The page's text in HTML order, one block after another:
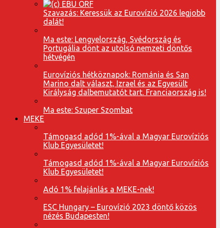
Szavazás: Keressük az Eurovízió 2026 legjobb
dalát!
Ma este: Lengyelország, Svédország és
Portugália dönt az utolsó nemzeti döntős
hétvégén
Eurovíziós hétköznapok: Románia és San
Marino dalt választ, Izrael és az Egyesült
Királyság dalbemutatót tart. Franciaország is!
Ma este: Szuper Szombat
MEKE
Támogasd adód 1%-ával a Magyar Eurovíziós
Klub Egyesületet!
Támogasd adód 1%-ával a Magyar Eurovíziós
Klub Egyesületet!
Adó 1% felajánlás a MEKE-nek!
ESC Hungary – Eurovízió 2023 döntő közös
nézés Budapesten!